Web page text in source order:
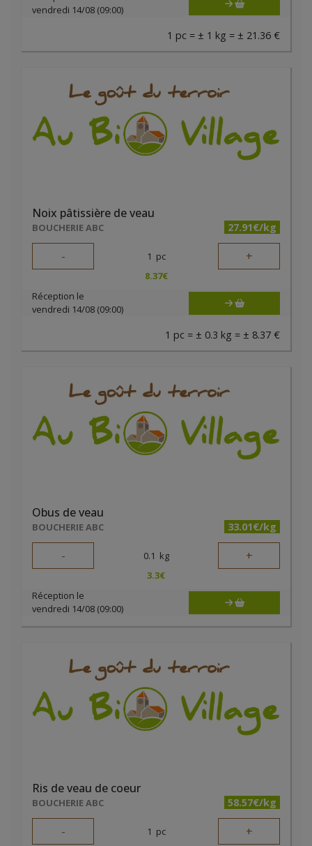
vendredi 14/08 (09:00)
1 pc = ± 1 kg = ± 21.36 €
Noix pâtissière de veau
BOUCHERIE ABC 27.91€/kg
- 1 pc +
8.37€
Réception le
vendredi 14/08 (09:00)
1 pc = ± 0.3 kg = ± 8.37 €
Obus de veau
BOUCHERIE ABC 33.01€/kg
- 0.1 kg +
3.3€
Réception le
vendredi 14/08 (09:00)
Ris de veau de coeur
BOUCHERIE ABC 58.57€/kg
- 1 pc +